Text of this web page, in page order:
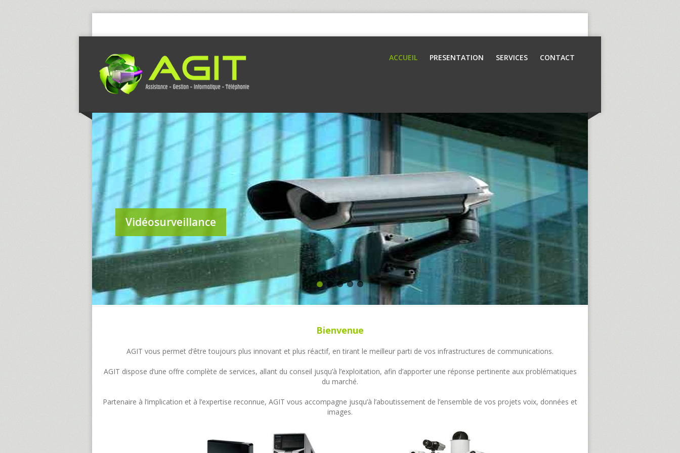
ACCUEIL PRESENTATION SERVICES CONTACT
Vidéosurveillance
Bienvenue
AGIT vous permet d’être toujours plus innovant et plus réactif, en tirant le meilleur parti de vos infrastructures de communications.
AGIT dispose d’une offre complète de services, allant du conseil jusqu’à l’exploitation, afin d’apporter une réponse pertinente aux problématiques
du marché.
Partenaire à l’implication et à l’expertise reconnue, AGIT vous accompagne jusqu’à l’aboutissement de l’ensemble de vos projets voix, données et
images.